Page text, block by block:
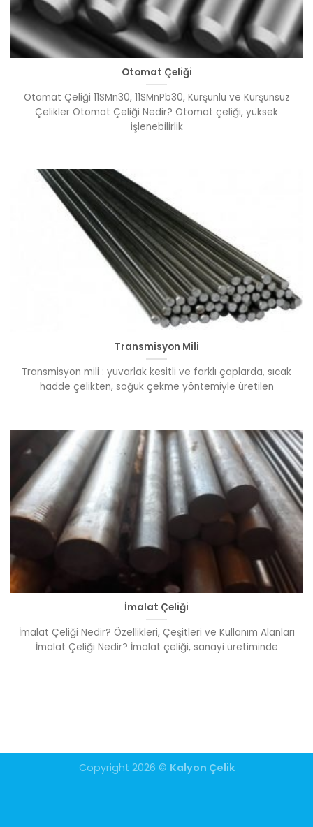
Otomat Çeliği
Otomat Çeliği 11SMn30, 11SMnPb30, Kurşunlu ve Kurşunsuz
Çelikler Otomat Çeliği Nedir? Otomat çeliği, yüksek
işlenebilirlik
Transmisyon Mili
Transmisyon mili : yuvarlak kesitli ve farklı çaplarda, sıcak
hadde çelikten, soğuk çekme yöntemiyle üretilen
İmalat Çeliği
İmalat Çeliği Nedir? Özellikleri, Çeşitleri ve Kullanım Alanları
İmalat Çeliği Nedir? İmalat çeliği, sanayi üretiminde
Copyright 2026 © Kalyon Çelik